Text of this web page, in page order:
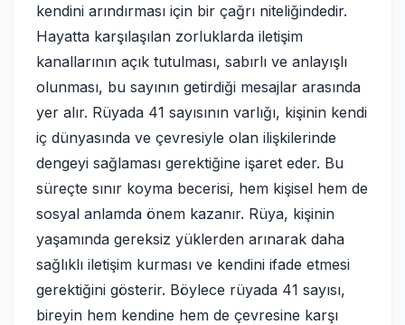
kendini arındırması için bir çağrı niteliğindedir.
Hayatta karşılaşılan zorluklarda iletişim
kanallarının açık tutulması, sabırlı ve anlayışlı
olunması, bu sayının getirdiği mesajlar arasında
yer alır. Rüyada 41 sayısının varlığı, kişinin kendi
iç dünyasında ve çevresiyle olan ilişkilerinde
dengeyi sağlaması gerektiğine işaret eder. Bu
süreçte sınır koyma becerisi, hem kişisel hem de
sosyal anlamda önem kazanır. Rüya, kişinin
yaşamında gereksiz yüklerden arınarak daha
sağlıklı iletişim kurması ve kendini ifade etmesi
gerektiğini gösterir. Böylece rüyada 41 sayısı,
bireyin hem kendine hem de çevresine karşı